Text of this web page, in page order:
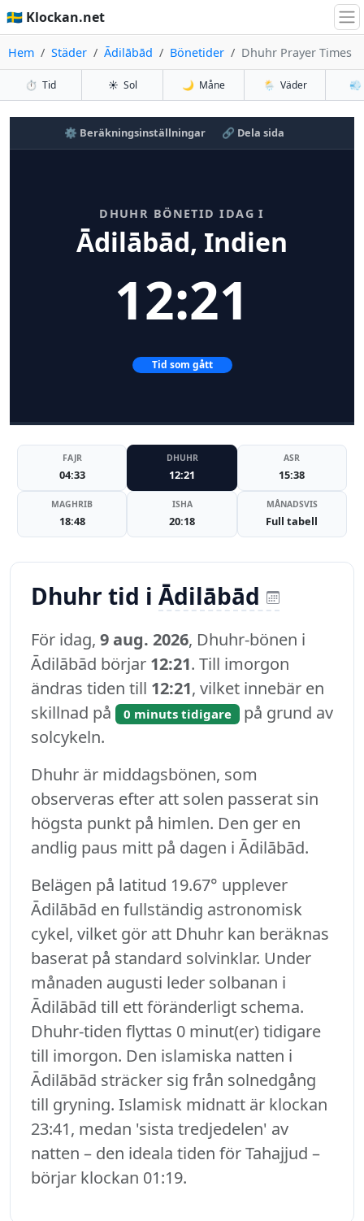
🇸🇪 Klockan.net
Hem Städer Ādilābād Bönetider Dhuhr Prayer Times
⏱️ Tid ☀️ Sol 🌙 Måne 🌦️ Väder 💨
⚙️ Beräkningsinställningar 🔗 Dela sida
DHUHR BÖNETID IDAG I
Ādilābād, Indien
12:21
Tid som gått
FAJR
04:33
DHUHR
12:21
ASR
15:38
MAGHRIB
18:48
ISHA
20:18
MÅNADSVIS
Full tabell
Dhuhr tid i Ādilābād
För idag, 9 aug. 2026, Dhuhr-bönen i
Ādilābād börjar 12:21. Till imorgon
ändras tiden till 12:21, vilket innebär en
skillnad på
0 minuts tidigare på grund av
solcykeln.
Dhuhr är middagsbönen, som
observeras efter att solen passerat sin
högsta punkt på himlen. Den ger en
andlig paus mitt på dagen i Ādilābād.
Belägen på latitud 19.67° upplever
Ādilābād en fullständig astronomisk
cykel, vilket gör att Dhuhr kan beräknas
baserat på standard solvinklar. Under
månaden augusti leder solbanan i
Ādilābād till ett föränderligt schema.
Dhuhr-tiden flyttas 0 minut(er) tidigare
till imorgon. Den islamiska natten i
Ādilābād sträcker sig från solnedgång
till gryning. Islamisk midnatt är klockan
23:41, medan 'sista tredjedelen' av
natten – den ideala tiden för Tahajjud –
börjar klockan 01:19.